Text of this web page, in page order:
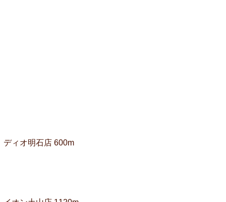
ディオ明石店 600m